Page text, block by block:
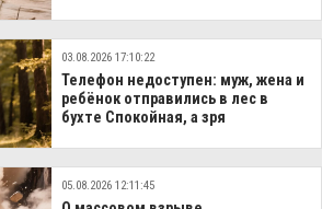
03.08.2026 17:10:22
Телефон недоступен: муж, жена и
ребёнок отправились в лес в
бухте Спокойная, а зря
05.08.2026 12:11:45